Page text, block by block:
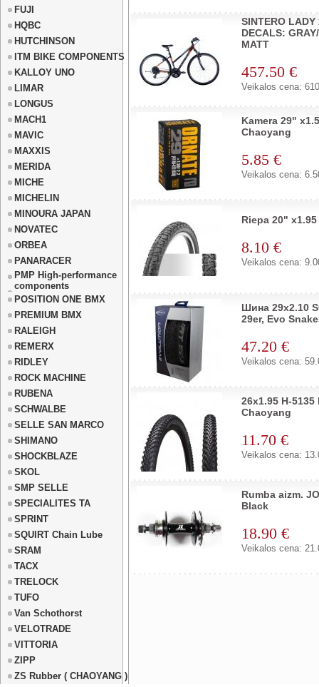
FUJI
HQBC
HUTCHINSON
ITM BIKE COMPONENTS
KALLOY UNO
LIMAR
LONGUS
MACH1
MAVIC
MAXXIS
MERIDA
MICHE
MICHELIN
MINOURA JAPAN
NOVATEC
ORBEA
PANARACER
PMP High-performance
components
POSITION ONE BMX
PREMIUM BMX
RALEIGH
REMERX
RIDLEY
ROCK MACHINE
RUBENA
SCHWALBE
SELLE SAN MARCO
SHIMANO
SHOCKBLAZE
SKOL
SMP SELLE
SPECIALITES TA
SPRINT
SQUIRT Chain Lube
SRAM
TACX
TRELOCK
TUFO
Van Schothorst
VELOTRADE
VITTORIA
ZIPP
ZS Rubber ( CHAOYANG )
SINTERO
DECALS:
MATT
457.50 €
Veikalos cena:
Kamera 29"
Chaoyang
5.85 €
Veikalos cena:
Riepa 20"
8.10 €
Veikalos cena:
Шина 29x2.10
29er, Evo
47.20 €
Veikalos cena:
26x1.95 H-5135
Chaoyang
11.70 €
Veikalos cena:
Rumba aizm.
Black
18.90 €
Veikalos cena: